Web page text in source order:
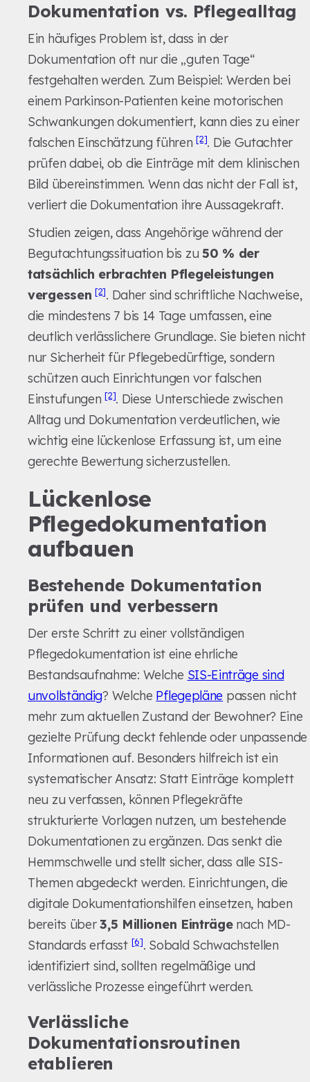
Dokumentation vs. Pflegealltag
Ein häufiges Problem ist, dass in der
Dokumentation oft nur die „guten Tage“
festgehalten werden. Zum Beispiel: Werden bei
einem Parkinson-Patienten keine motorischen
Schwankungen dokumentiert, kann dies zu einer
falschen Einschätzung führen[2]. Die Gutachter
prüfen dabei, ob die Einträge mit dem klinischen
Bild übereinstimmen. Wenn das nicht der Fall ist,
verliert die Dokumentation ihre Aussagekraft.
Studien zeigen, dass Angehörige während der
Begutachtungssituation bis zu 50 % der
tatsächlich erbrachten Pflegeleistungen
vergessen [2]. Daher sind schriftliche Nachweise,
die mindestens 7 bis 14 Tage umfassen, eine
deutlich verlässlichere Grundlage. Sie bieten nicht
nur Sicherheit für Pflegebedürftige, sondern
schützen auch Einrichtungen vor falschen
Einstufungen[2]. Diese Unterschiede zwischen
Alltag und Dokumentation verdeutlichen, wie
wichtig eine lückenlose Erfassung ist, um eine
gerechte Bewertung sicherzustellen.
Lückenlose
Pflegedokumentation
aufbauen
Bestehende Dokumentation
prüfen und verbessern
Der erste Schritt zu einer vollständigen
Pflegedokumentation ist eine ehrliche
Bestandsaufnahme: Welche SIS-Einträge sind
unvollständig? Welche Pflegepläne passen nicht
mehr zum aktuellen Zustand der Bewohner? Eine
gezielte Prüfung deckt fehlende oder unpassende
Informationen auf. Besonders hilfreich ist ein
systematischer Ansatz: Statt Einträge komplett
neu zu verfassen, können Pflegekräfte
strukturierte Vorlagen nutzen, um bestehende
Dokumentationen zu ergänzen. Das senkt die
Hemmschwelle und stellt sicher, dass alle SIS-
Themen abgedeckt werden. Einrichtungen, die
digitale Dokumentationshilfen einsetzen, haben
bereits über3,5 Millionen Einträgenach MD-
Standards erfasst [6]. Sobald Schwachstellen
identifiziert sind, sollten regelmäßige und
verlässliche Prozesse eingeführt werden.
Verlässliche
Dokumentationsroutinen
etablieren